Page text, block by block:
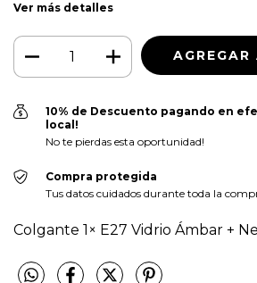
Ver más detalles
10% de Descuento pagando en
local!
No te pierdas esta oportunidad!
Compra protegida
Tus datos cuidados durante toda la
Colgante 1× E27 Vidrio Ámbar +